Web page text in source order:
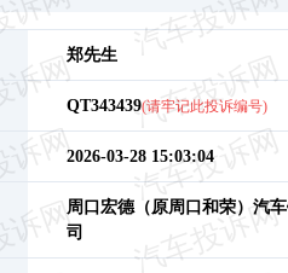
郑先生
QT343439(请牢记此投诉编号)
2026-03-28 15:03:04
周口宏德（原周口和荣）汽
司